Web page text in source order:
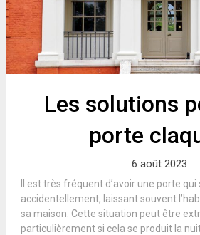
Les solutions
porte
6 août 2023
Il est très fréquent d’avoir une porte qui
accidentellement, laissant souvent
sa maison. Cette situation peut être
particulièrement si cela se produit la